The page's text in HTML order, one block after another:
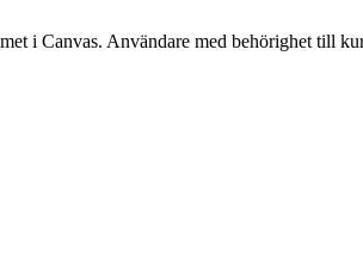
i Canvas. Användare med behörighet till